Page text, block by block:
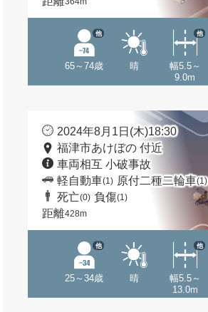
65～74歳
他
晴
幅5.5～
9.0m
他
2024年8月1日(木)18:30
福津市あけぼの 付近
車両相互 小破事故
軽自動車(1) 原付二種二輪車(1)
死亡(0) 負傷(1)
距離428m
25～34歳
他
晴
幅5.5～
13.0m
他